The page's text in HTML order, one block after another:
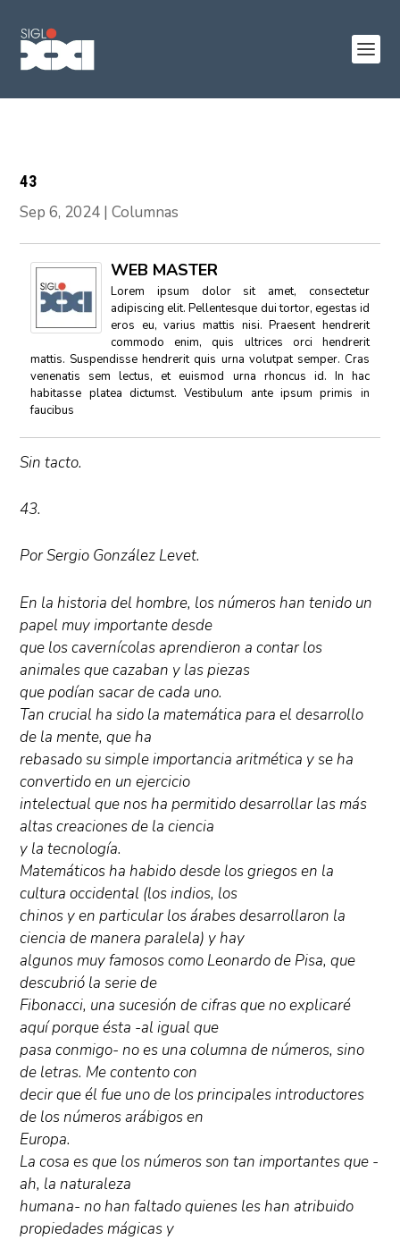
43
Sep 6, 2024 |Columnas
WEB MASTER
Lorem ipsum dolor sit amet, consectetur
adipiscing elit. Pellentesque dui tortor, egestas id
eros eu, varius mattis nisi. Praesent hendrerit
commodo enim, quis ultrices orci hendrerit
mattis. Suspendisse hendrerit quis urna volutpat semper. Cras
venenatis sem lectus, et euismod urna rhoncus id. In hac
habitasse platea dictumst. Vestibulum ante ipsum primis in
faucibus
Sin tacto.
43.
Por Sergio González Levet.
En la historia del hombre, los números han tenido un
papel muy importante desde
que los cavernícolas aprendieron a contar los
animales que cazaban y las piezas
que podían sacar de cada uno.
Tan crucial ha sido la matemática para el desarrollo
de la mente, que ha
rebasado su simple importancia aritmética y se ha
convertido en un ejercicio
intelectual que nos ha permitido desarrollar las más
altas creaciones de la ciencia
y la tecnología.
Matemáticos ha habido desde los griegos en la
cultura occidental (los indios, los
chinos y en particular los árabes desarrollaron la
ciencia de manera paralela) y hay
algunos muy famosos como Leonardo de Pisa, que
descubrió la serie de
Fibonacci, una sucesión de cifras que no explicaré
aquí porque ésta -al igual que
pasa conmigo- no es una columna de números, sino
de letras. Me contento con
decir que él fue uno de los principales introductores
de los números arábigos en
Europa.
La cosa es que los números son tan importantes que -
ah, la naturaleza
humana- no han faltado quienes les han atribuido
propiedades mágicas y